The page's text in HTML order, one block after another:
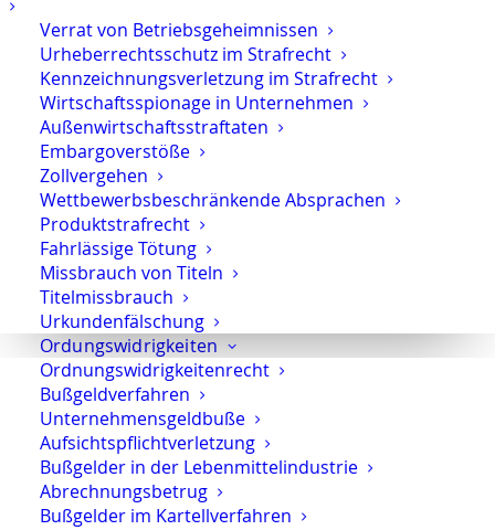
Verrat von Betriebsgeheimnissen
Urheberrechtsschutz im Strafrecht
Kennzeichnungsverletzung im Strafrecht
Wirtschaftsspionage in Unternehmen
Außenwirtschaftsstraftaten
Embargoverstöße
Zollvergehen
Wettbewerbsbeschränkende Absprachen
Produktstrafrecht
Fahrlässige Tötung
Missbrauch von Titeln
Titelmissbrauch
Urkundenfälschung
Ordungswidrigkeiten
Ordnungswidrigkeitenrecht
Bußgeldverfahren
Unternehmensgeldbuße
Aufsichtspflichtverletzung
Bußgelder in der Lebenmittelindustrie
Abrechnungsbetrug
Bußgelder im Kartellverfahren
Rechtsanwalt Oliver Marson
Adresse: Kurfürstendamm 66, 10707 Berlin
Telefon:+49 30 720 22 970
Fax +49 30 720 22 771
E-Mail:marson@anwaltmarson.de
Hilfe im Notfall
Sie können sich im Notfall rund um die Uhr an uns
wenden. Bitte wählen Sie:
Typische Notfälle sind: Festnahme, Anordnung der
Untersuchungshaft oder Hausdurchsuchungen.